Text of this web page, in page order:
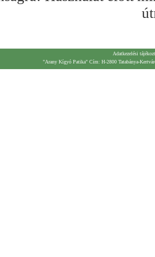
Adatkezelési
"Arany Kígyó Patika" Cím: H-2800 Tatabánya-